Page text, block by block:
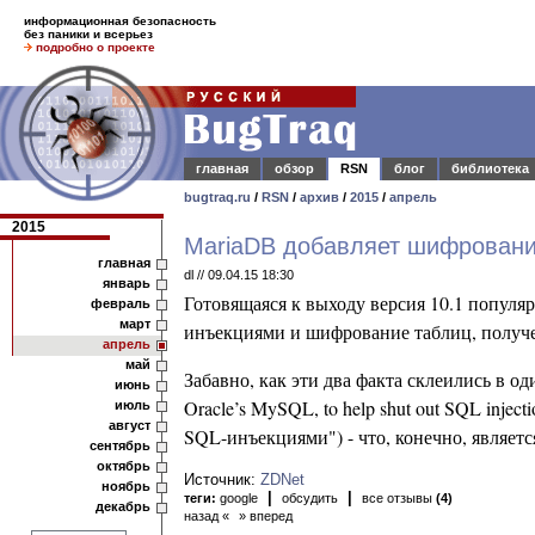
информационная безопасность
без паники и всерьез
подробно о проекте
главная обзор RSN блог
библиотека
bugtraq.ru / RSN / архив / 2015 / апрель
2015
главная
январь
февраль
март
апрель
май
июнь
июль
август
сентябрь
октябрь
ноябрь
декабрь
MariaDB добавляет
dl // 09.04.15 18:30
Готовящаяся к выходу версия 10.1
инъекциями и шифрование таблиц,
Забавно, как эти два факта склеились в
Oracle’s MySQL, to help shut out SQL
SQL-инъекциями") - что, конечно,
Источник: ZDNet
теги: google обсудить все отзывы (4)
назад «
» вперед